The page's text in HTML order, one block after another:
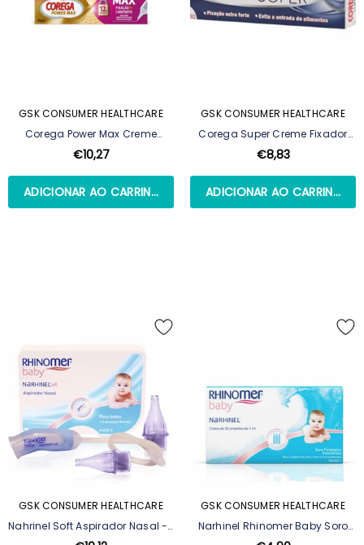
GSK CONSUMER HEALTHCARE
Corega Power Max Creme
Fixador Máximo Conforto 40g
€10,27
ADICIONAR AO CARRINHO
GSK CONSUMER HEALTHCARE
Corega Super Creme Fixador
Prótese Dent 40g
€8,83
ADICIONAR AO CARRINHO
GSK CONSUMER HEALTHCARE
Nahrinel Soft Aspirador Nasal - 1
Aspirador + 2 Recargas
GSK CONSUMER HEALTHCARE
Narhinel Rhinomer Baby Soro
Fisiológico - 20 Ampolas X 5 Ml